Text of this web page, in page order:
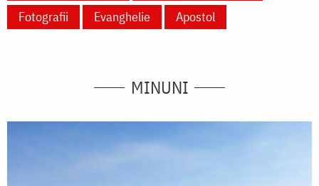
Fotografii
Evanghelie Apostol
MINUNI